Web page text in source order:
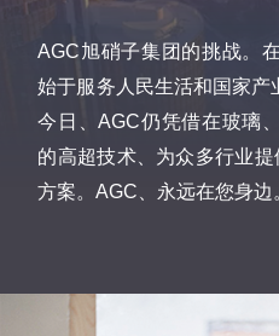
AGC旭硝子集团的挑战。
始于服务人民生活和国家产
今日、AGC仍凭借在玻璃
的高超技术、为众多行业提
方案。AGC、永远在您身边